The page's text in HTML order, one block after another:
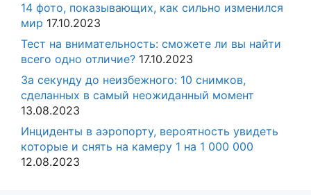
14 фото, показывающих, как сильно изменился
мир 17.10.2023
Тест на внимательность: сможете ли вы найти
всего одно отличие? 17.10.2023
За секунду до неизбежного: 10 снимков,
сделанных в самый неожиданный момент
13.08.2023
Инциденты в аэропорту, вероятность увидеть
которые и снять на камеру 1 на 1 000 000
12.08.2023